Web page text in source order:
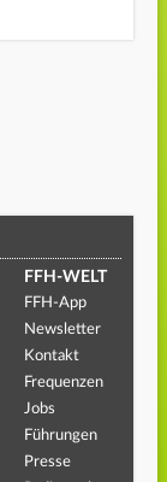
FFH-WELT
FFH-App
Newsletter
Kontakt
Frequenzen
Jobs
Führungen
Presse